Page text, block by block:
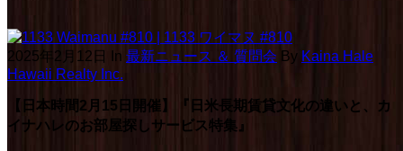
2025年2月12日 In 最新ニュース ＆ 質問会 By Kaina Hale
Hawaii Realty Inc.
【日本時間2月15日開催】『日米長期賃貸文化の違いと、カ
イナハレのお部屋探しサービス特集』